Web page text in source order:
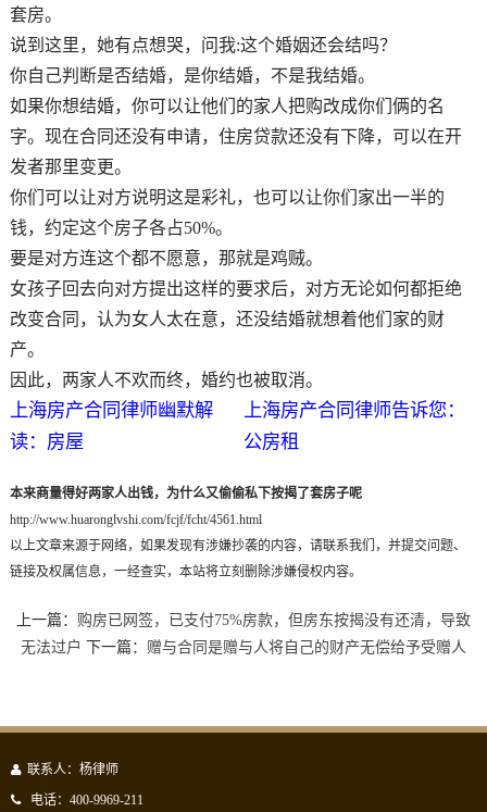
套房。
说到这里，她有点想哭，问我:这个婚姻还会结吗？
你自己判断是否结婚，是你结婚，不是我结婚。
如果你想结婚，你可以让他们的家人把购改成你们俩的名
字。现在合同还没有申请，住房贷款还没有下降，可以在开
发者那里变更。
你们可以让对方说明这是彩礼，也可以让你们家出一半的
钱，约定这个房子各占50%。
要是对方连这个都不愿意，那就是鸡贼。
女孩子回去向对方提出这样的要求后，对方无论如何都拒绝
改变合同，认为女人太在意，还没结婚就想着他们家的财
产。
因此，两家人不欢而终，婚约也被取消。
上海房产合同律师幽默解
读：房屋
上海房产合同律师告诉您：
公房租
本来商量得好两家人出钱，为什么又偷偷私下按揭了套房子呢
http://www.huaronglvshi.com/fcjf/fcht/4561.html
以上文章来源于网络，如果发现有涉嫌抄袭的内容，请联系我们，并提交问题、
链接及权属信息，一经查实，本站将立刻删除涉嫌侵权内容。
上一篇： 购房已网签，已支付75%房款，但房东按揭没有还清，导致
无法过户
下一篇： 赠与合同是赠与人将自己的财产无偿给予受赠人
联系人：杨律师
电话：400-9969-211